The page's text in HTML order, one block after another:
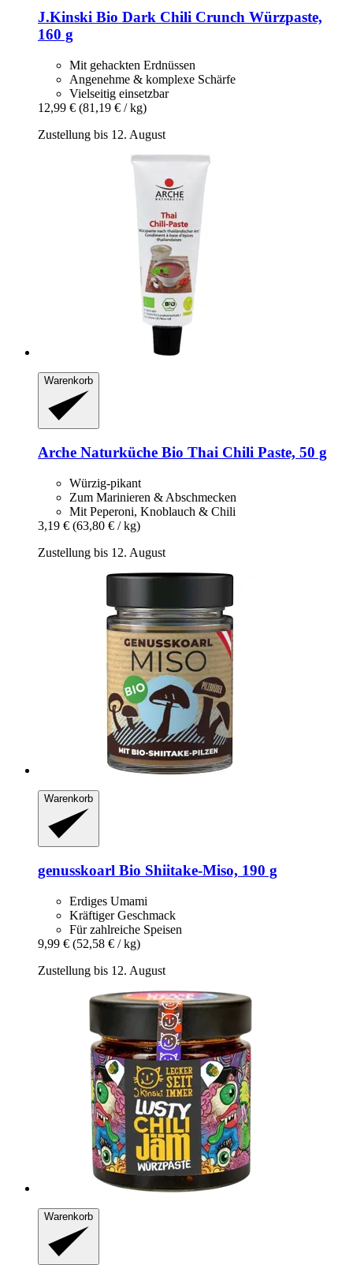
J.Kinski Bio Dark Chili Crunch Würzpaste,
160 g
Mit gehackten Erdnüssen
Angenehme & komplexe Schärfe
Vielseitig einsetzbar
12,99 € (81,19 € / kg)
Zustellung bis 12. August
Warenkorb
Arche Naturküche Bio Thai Chili Paste, 50 g
Würzig-pikant
Zum Marinieren & Abschmecken
Mit Peperoni, Knoblauch & Chili
3,19 € (63,80 € / kg)
Zustellung bis 12. August
Warenkorb
genusskoarl Bio Shiitake-​Miso, 190 g
Erdiges Umami
Kräftiger Geschmack
Für zahlreiche Speisen
9,99 € (52,58 € / kg)
Zustellung bis 12. August
Warenkorb